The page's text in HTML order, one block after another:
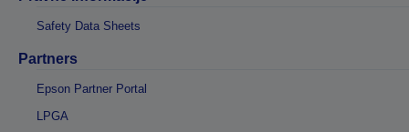
Safety Data Sheets
Partners
Epson Partner Portal
LPGA